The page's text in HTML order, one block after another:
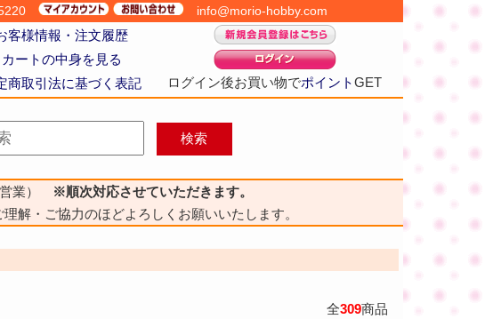
info@morio-hobby.com
客様情報・注文履歴
ログイン後お買い物でポイントGET
カートの中身を見る
商取引法に基づく表記
営業）
※順次対応させていただきます。
解・ご協力のほどよろしくお願いいたします。
全309商品